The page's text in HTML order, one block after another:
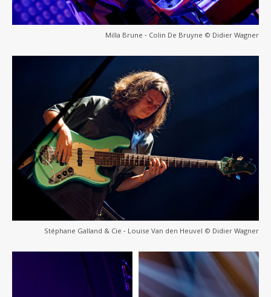
Milla Brune ‐ Colin De Bruyne © Didier Wagner
Stéphane Galland & Cie ‐ Louise Van den Heuvel © Didier Wagner